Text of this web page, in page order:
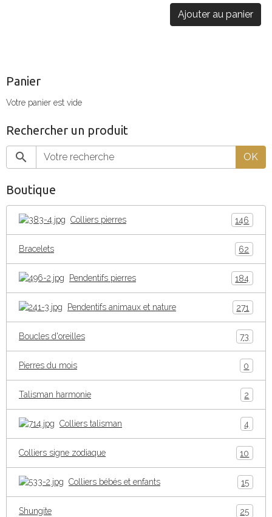
Ajouter au panier
Panier
Votre panier est vide
Rechercher un produit
OK
Boutique
Colliers pierres 146
Bracelets 62
Pendentifs pierres 184
Pendentifs animaux et nature 271
Boucles d'oreilles 73
Pierres du mois 0
Talisman harmonie 2
Colliers talisman 4
Colliers signe zodiaque 10
Colliers bébés et enfants 15
Shungite 25